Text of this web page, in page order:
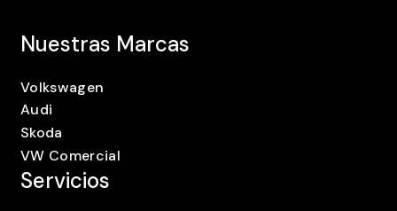
Nuestras Marcas
Volkswagen
Audi
Skoda
VW Comercial
Servicios